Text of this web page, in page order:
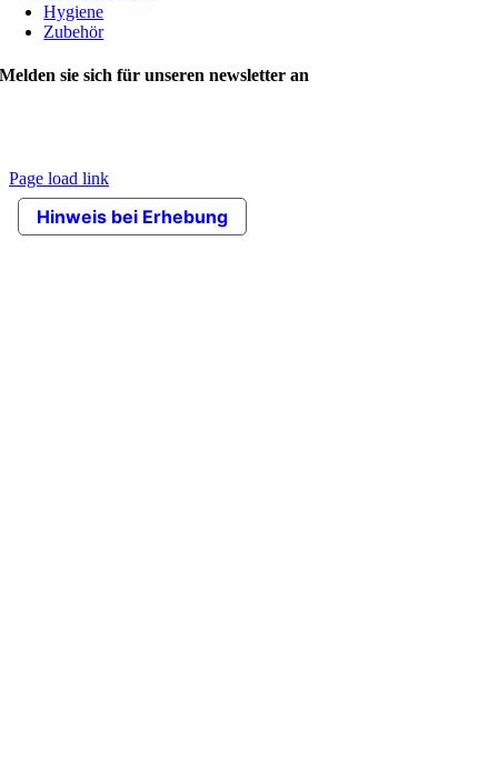
Hygiene
Zubehör
Melden sie sich für unseren newsletter an
Page load link
Nach
obenHinweis bei Erhebung